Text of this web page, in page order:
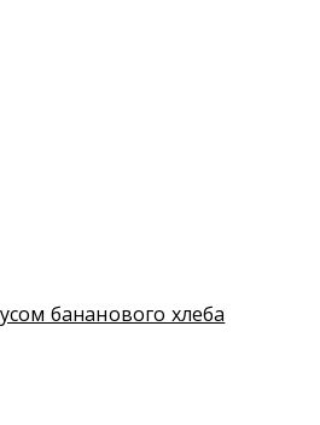
бананового хлеба